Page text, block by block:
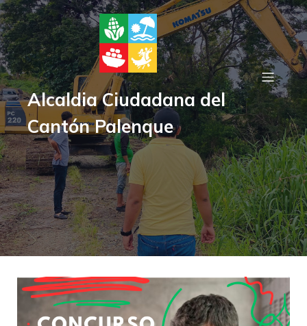
Alcaldia Ciudadana del
Cantón Palenque
Posts about concurso